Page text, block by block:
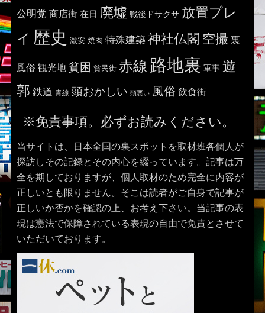
公明党 商店街 在日 廃墟 戦後ドサクサ 放置プレ
イ 歴史 激安 焼肉 特殊建築 神社仏閣 空撮 裏
風俗 観光地 貧困 貧民街 赤線 路地裏 軍事 遊
郭 鉄道 青線 頭おかしい 頭悪い 風俗 飲食街
※免責事項。必ずお読みください。
当サイトは、日本全国の裏スポットを取材班各個人が
探訪しその記録とその内心を綴っています。記事は万
全を期しておりますが、個人取材のため完全に内容が
正しいとも限りません。そこは読者がご自身で記事が
正しいか否かを確認の上、お考え下さい。当記事の表
現は憲法で保障されている表現の自由で免責とさせて
いただいております。